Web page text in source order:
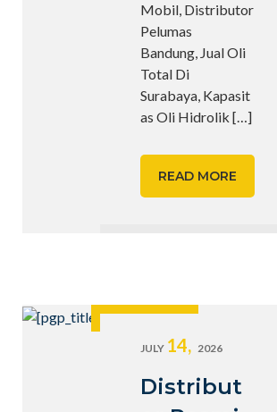
Mobil, Distributor
Pelumas
Bandung, Jual Oli
Total Di
Surabaya, Kapasit
as Oli Hidrolik […]
READ MORE
JULY 14, 2026
Distribut